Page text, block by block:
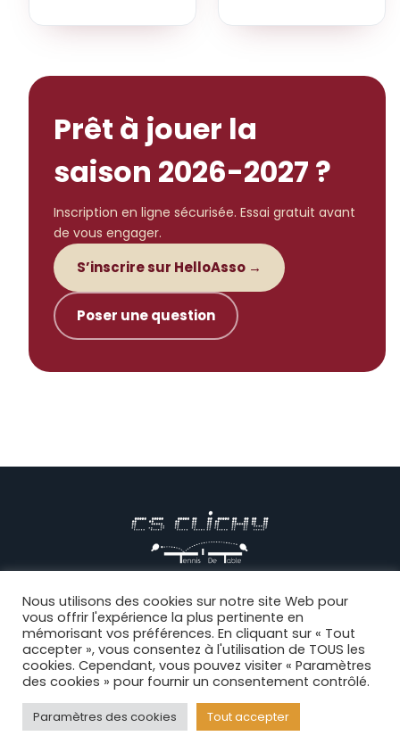
Prêt à jouer la
saison 2026-2027 ?
Inscription en ligne sécurisée. Essai gratuit avant
de vous engager.
S’inscrire sur HelloAsso →
Poser une question
© CS CLICHY Tennis de Table, Tous droits réservés | Mentions
légales|CGV|Politique de confidentialité|Règlement intérieur
Connexion
Facebook
Nous utilisons des cookies sur notre site Web pour
vous offrir l'expérience la plus pertinente en
mémorisant vos préférences. En cliquant sur « Tout
accepter », vous consentez à l'utilisation de TOUS les
cookies. Cependant, vous pouvez visiter « Paramètres
des cookies » pour fournir un consentement contrôlé.
Paramètres des cookies Tout accepter